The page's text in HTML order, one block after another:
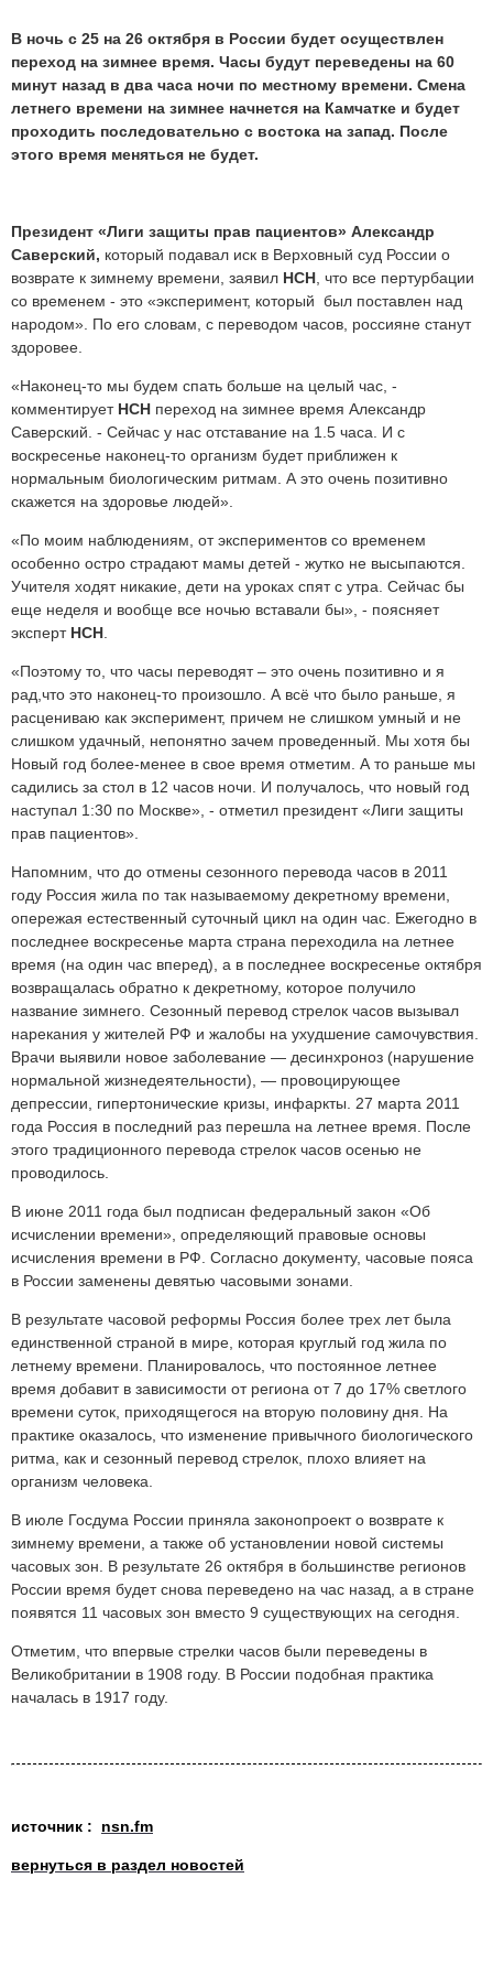
В ночь с 25 на 26 октября в России будет осуществлен
переход на зимнее время. Часы будут переведены на 60
минут назад в два часа ночи по местному времени. Смена
летнего времени на зимнее начнется на Камчатке и будет
проходить последовательно с востока на запад. После
этого время меняться не будет.
Президент «Лиги защиты прав пациентов» Александр
Саверский, который подавал иск в Верховный суд России о
возврате к зимнему времени, заявил НСН , что все пертурбации
со временем - это «эксперимент, который был поставлен над
народом». По его словам, с переводом часов, россияне станут
здоровее.
«Наконец-то мы будем спать больше на целый час, -
комментирует НСН переход на зимнее время Александр
Саверский. - Сейчас у нас отставание на 1.5 часа. И с
воскресенье наконец-то организм будет приближен к
нормальным биологическим ритмам. А это очень позитивно
скажется на здоровье людей».
«По моим наблюдениям, от экспериментов со временем
особенно остро страдают мамы детей - жутко не высыпаются.
Учителя ходят никакие, дети на уроках спят с утра. Сейчас бы
еще неделя и вообще все ночью вставали бы», - поясняет
экспертНСН
«Поэтому то, что часы переводят – это очень позитивно и я
рад,что это наконец-то произошло. А всё что было раньше, я
расцениваю как эксперимент, причем не слишком умный и не
слишком удачный, непонятно зачем проведенный. Мы хотя бы
Новый год более-менее в свое время отметим. А то раньше мы
садились за стол в 12 часов ночи. И получалось, что новый год
наступал 1:30 по Москве», - отметил президент «Лиги защиты
прав пациентов».
Напомним, что до отмены сезонного перевода часов в 2011
году Россия жила по так называемому декретному времени,
опережая естественный суточный цикл на один час. Ежегодно в
последнее воскресенье марта страна переходила на летнее
время (на один час вперед), а в последнее воскресенье октября
возвращалась обратно к декретному, которое получило
название зимнего. Сезонный перевод стрелок часов вызывал
нарекания у жителей РФ и жалобы на ухудшение самочувствия.
Врачи выявили новое заболевание — десинхроноз (нарушение
нормальной жизнедеятельности), — провоцирующее
депрессии, гипертонические кризы, инфаркты. 27 марта 2011
года Россия в последний раз перешла на летнее время. После
этого традиционного перевода стрелок часов осенью не
проводилось.
В июне 2011 года был подписан федеральный закон «Об
исчислении времени», определяющий правовые основы
исчисления времени в РФ. Согласно документу, часовые пояса
в России заменены девятью часовыми зонами.
В результате часовой реформы Россия более трех лет была
единственной страной в мире, которая круглый год жила по
летнему времени. Планировалось, что постоянное летнее
время добавит в зависимости от региона от 7 до 17% светлого
времени суток, приходящегося на вторую половину дня. На
практике оказалось, что изменение привычного биологического
ритма, как и сезонный перевод стрелок, плохо влияет на
организм человека.
В июле Госдума России приняла законопроект о возврате к
зимнему времени, а также об установлении новой системы
часовых зон. В результате 26 октября в большинстве регионов
России время будет снова переведено на час назад, а в стране
появятся 11 часовых зон вместо 9 существующих на сегодня.
Отметим, что впервые стрелки часов были переведены в
Великобритании в 1908 году. В России подобная практика
началась в 1917 году.
источник : nsn.fm
вернуться в раздел новостей